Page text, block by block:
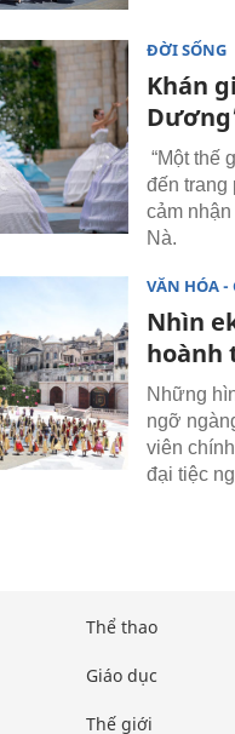
ĐỜI SỐNG
Khán
“Một thế
đến trang
cảm
Nà.
VĂN HÓA -
Nhìn
hoành
Những
ngỡ
viên
đại tiệc
Thể thao
Giáo dục
Thế giới